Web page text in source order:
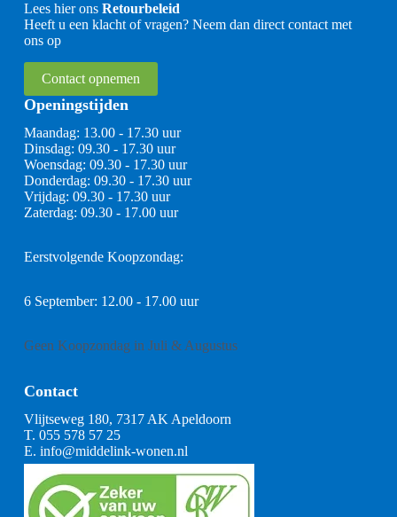
Lees hier ons Retourbeleid
Heeft u een klacht of vragen? Neem dan direct contact met
ons op
Contact opnemen
Openingstijden
Maandag: 13.00 - 17.30 uur
Dinsdag: 09.30 - 17.30 uur
Woensdag: 09.30 - 17.30 uur
Donderdag: 09.30 - 17.30 uur
Vrijdag: 09.30 - 17.30 uur
Zaterdag: 09.30 - 17.00 uur
Eerstvolgende Koopzondag:
6 September: 12.00 - 17.00 uur
Geen Koopzondag in Juli & Augustus
Contact
Vlijtseweg 180, 7317 AK Apeldoorn
T. 055 578 57 25
E. info@middelink-wonen.nl